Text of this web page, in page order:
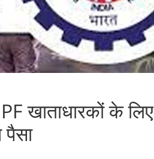
खाताधारकों के लिए